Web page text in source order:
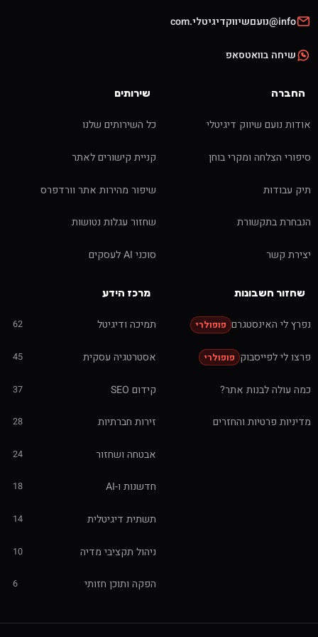
info@נועםשיווקדיגיטלי.com
שיחה בוואטסאפ
החברה
אודות נועם שיווק דיגיטלי
סיפורי הצלחה ומקרי בוחן
תיק עבודות
הנבחרת בתקשורת
יצירת קשר
שירותים
כל השירותים שלנו
קניית קישורים לאתר
שיפור מהירות אתר וורדפרס
שחזור עגלות נטושות
סוכני AI לעסקים
שחזור חשבונות
נפרץ לי האינסטגרם פופולרי
פרצו לי לפייסבוק פופולרי
כמה עולה לבנות אתר?
מדיניות פרטיות והחזרים
מרכז הידע
תמיכה ודיגיטל 62
אסטרטגיה עסקית 45
קידום SEO 37
זירות חברתיות 28
אבטחה ושחזור 24
חדשנות ו-AI 18
תשתית דיגיטלית 14
ניהול תקציבי מדיה 10
הפקה ותוכן חזותי 6